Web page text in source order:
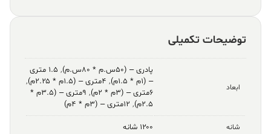
توضیحات تکمیلی
ابعاد
پادری – (۵۰س.م * ۸۰س.م) ,
۱.۵ متری
– (۱م * ۱.۵م)
, ۴متری – (۱.۵م * ۲.۲۵م)
,
۶متری – (۳م * ۲م)
,
۹متری – (۳.۵م *
۲.۵م)
, ۱۲متری – (۳م * ۴م)
شانه ۱۲۰۰ شانه